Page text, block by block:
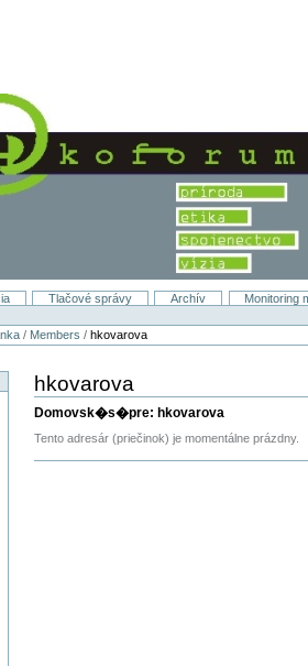
Tlačové správy Archív
Monitoring
/ Members /hkovarova
hkovarova
Domovsk�s�pre: hkovarova
Tento adresár (priečinok) je momentálne prázdny.